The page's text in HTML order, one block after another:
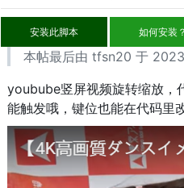
安装此脚本 如何安装？
本帖最后由 tfsn20 于
youbube竖屏视频旋转缩放，
能触发哦，键位也能在代码里改